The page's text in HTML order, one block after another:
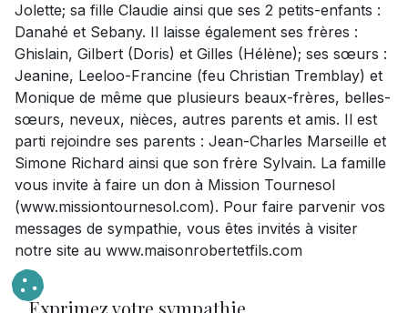
Jolette; sa fille Claudie ainsi que ses 2 petits-enfants :
Danahé et Sebany. Il laisse également ses frères :
Ghislain, Gilbert (Doris) et Gilles (Hélène); ses sœurs :
Jeanine, Leeloo-Francine (feu Christian Tremblay) et
Monique de même que plusieurs beaux-frères, belles-
sœurs, neveux, nièces, autres parents et amis. Il est
parti rejoindre ses parents : Jean-Charles Marseille et
Simone Richard ainsi que son frère Sylvain. La famille
vous invite à faire un don à Mission Tournesol
(www.missiontournesol.com). Pour faire parvenir vos
messages de sympathie, vous êtes invités à visiter
notre site au www.maisonrobertetfils.com